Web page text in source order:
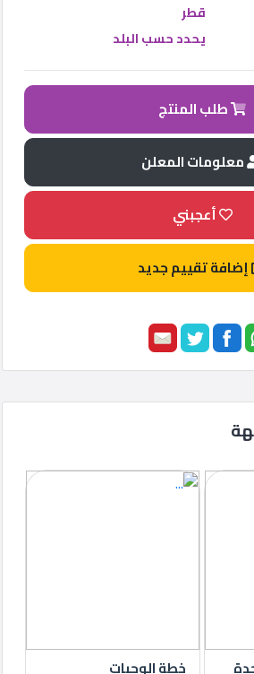
قطر
يحدد حسب البلد
طلب المنتج
معلومات المعلن
أعجبني
إضافة تقييم جديد
5000 وحدة خطة الوجبات